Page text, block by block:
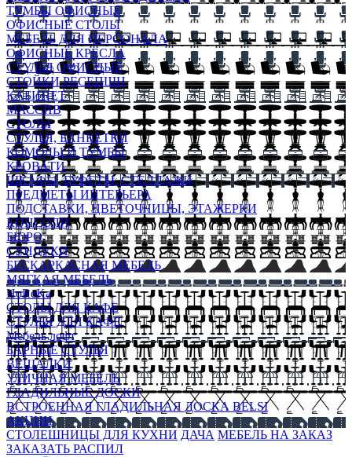
ТУМБЫ ОФИСНЫЕ
ОФИСНЫЕ СТОЛЫ
МЕБЕЛЬ ДЛЯ ПЕРСОНАЛА
ОФИСНЫЕ КРЕСЛА
СТУЛЬЯ ОФИСНЫЕ
СТОЙКИ РЕСЕПШН
КАБИНЕТ
МАССИВ
СТОЛЫ
СТУЛЬЯ, БАНКЕТКИ
КОМОДЫ И ТУМБЫ
КРОВАТИ
ШКАФЫ, БУФЕТЫ, СТЕЛЛАЖИ
ПРЕДМЕТЫ ИНТЕРЬЕРА
ПОДСТАВКИ, ЦВЕТОЧНИЦЫ, ЭТАЖЕРКИ
КОНСОЛИ
БЮРО
СУНДУКИ
БЕСКАРКАСНАЯ МЕБЕЛЬ
МЯГКАЯ МЕБЕЛЬ
HoReKa
СТОЛЫ ДЛЯ КАФЕ
СТУЛЬЯ ДЛЯ КАФЕ
Мебель лофт
БАРНЫЕ СТУЛЬЯ
ВЕШАЛКИ
УЛИЧНАЯ МЕБЕЛЬ
ГЛАДИЛЬНЫЕ ДОСКИ
ВСТРОЕННАЯ ГЛАДИЛЬНАЯ ДОСКА BELSI
АКЦИИ
СТОЛЕШНИЦЫ ДЛЯ КУХНИ ДАЧА МЕБЕЛЬ НА ЗАКАЗ
ЗАКАЗАТЬ РАСПИЛ